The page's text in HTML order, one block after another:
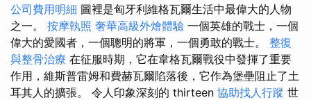
公司費用明細 圖裡是匈牙利維格瓦爾生活中最偉大的人物
之一。 按摩執照 奢華高級外燴體驗 一個英雄的戰士，一個
偉大的愛國者，一個聰明的將軍，一個勇敢的戰士。 整復
與整骨治療 在征服時期，它在韋格瓦爾戰役中發揮了重要
作用，維斯普雷姆和費赫瓦爾陷落後，它作為堡壘阻止了土
耳其人的擴張。 令人印象深刻的 thirteen 協助找人行蹤 世